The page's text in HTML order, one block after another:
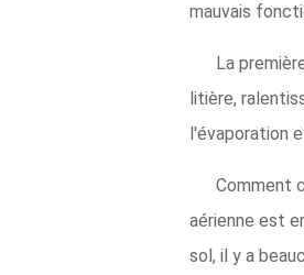
mauvais
La
litière,
l'évaporation
Comment
aérienne est
sol, il y a